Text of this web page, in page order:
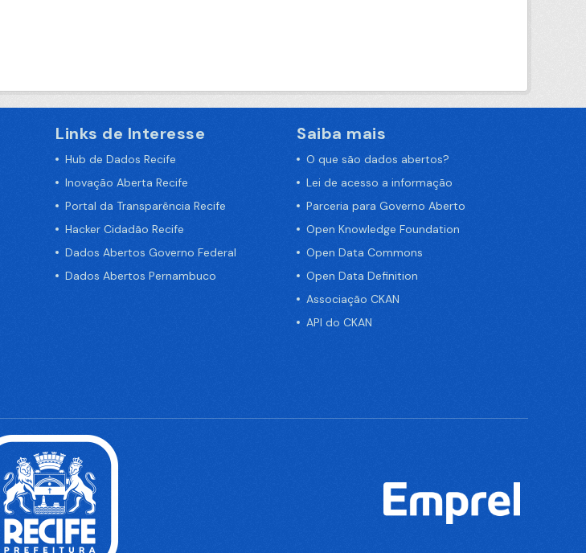
Links de Interesse
Hub de Dados Recife
Inovação Aberta Recife
Portal da Transparência Recife
Hacker Cidadão Recife
Dados Abertos Governo Federal
Dados Abertos Pernambuco
Saiba mais
O que são dados abertos?
Lei de acesso a informação
Parceria para Governo Aberto
Open Knowledge Foundation
Open Data Commons
Open Data Definition
Associação CKAN
API do CKAN